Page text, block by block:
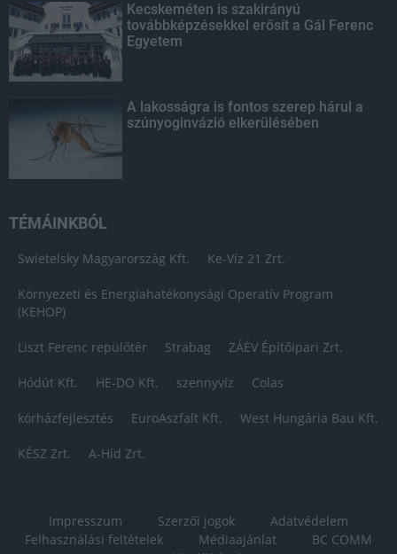
Kecskeméten is szakirányú
továbbképzésekkel erősít a Gál Ferenc
Egyetem
A lakosságra is fontos szerep hárul a
szúnyoginvázió elkerülésében
TÉMÁINKBÓL
Swietelsky Magyarország Kft. Ke-Víz 21 Zrt.
Környezeti és Energiahatékonysági Operatív Program
(KEHOP)
Liszt Ferenc repülőtér Strabag ZÁÉV Építőipari Zrt.
Hódút Kft. HE-DO Kft. szennyvíz Colas
kórházfejlesztés EuroAszfalt Kft. West Hungária Bau Kft.
KÉSZ Zrt. A-Híd Zrt.
Impresszum Szerzői jogok
Adatvédelem
Felhasználási feltételek
Médiaajánlat
BC COMM